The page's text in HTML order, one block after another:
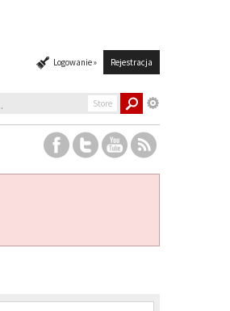
Logowanie » Rejestracja
Store